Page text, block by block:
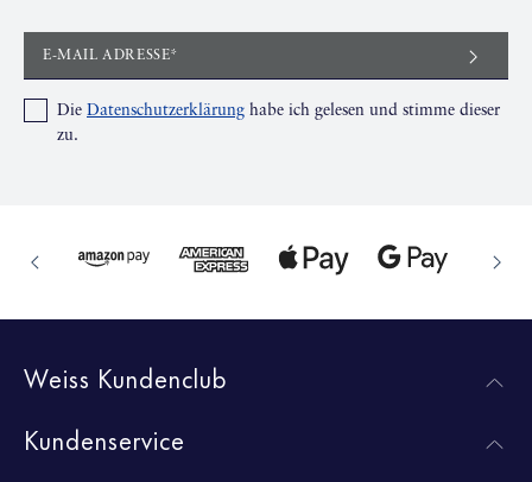
E-MAIL ADRESSE*
Die Datenschutzerklärung habe ich gelesen und stimme dieser
zu.
Weiss Kundenclub
Kundenservice